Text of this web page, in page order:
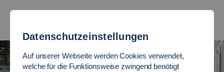
Datenschutzeinstellungen
Auf unserer Webseite werden Cookies verwendet,
welche für die Funktionsweise zwingend benötigt